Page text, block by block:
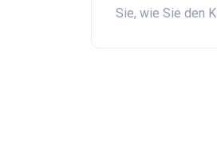
Sie, wie Sie den